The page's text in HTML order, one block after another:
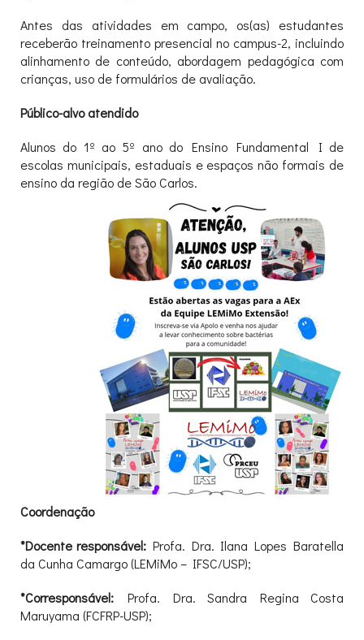
Antes das atividades em campo, os(as) estudantes
receberão treinamento presencial no campus-2, incluindo
alinhamento de conteúdo, abordagem pedagógica com
crianças, uso de formulários de avaliação.
Público-alvo atendido
Alunos do 1º ao 5º ano do Ensino Fundamental I de
escolas municipais, estaduais e espaços não formais de
ensino da região de São Carlos.
Coordenação
*Docente responsável:Profa. Dra. Ilana Lopes Baratella
da Cunha Camargo (LEMiMo – IFSC/USP);
*Corresponsável: Profa. Dra. Sandra Regina Costa
Maruyama (FCFRP-USP);